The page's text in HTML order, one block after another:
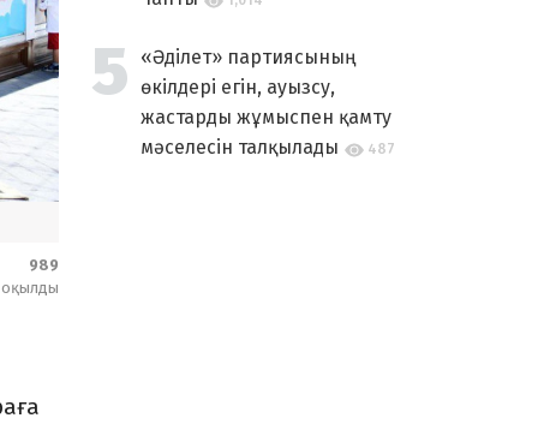
989
оқылды
«Әділет» партиясының
өкілдері егін, ауызсу,
жастарды жұмыспен қамту
мәселесін талқылады
487